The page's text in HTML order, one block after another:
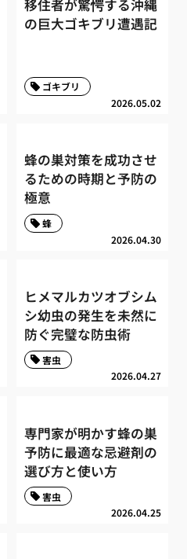
移住者が驚愕する沖縄
の巨大ゴキブリ遭遇記
2026.05.02
ゴキブリ
蜂の巣対策を成功させ
るための時期と予防の
極意
2026.04.30
蜂
ヒメマルカツオブシム
シ幼虫の発生を未然に
防ぐ完璧な防虫術
2026.04.27
害虫
専門家が明かす蜂の巣
予防に最適な忌避剤の
選び方と使い方
2026.04.25
害虫